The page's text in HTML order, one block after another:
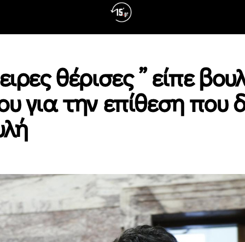
θέρισες ” είπε
για την επίθεση που